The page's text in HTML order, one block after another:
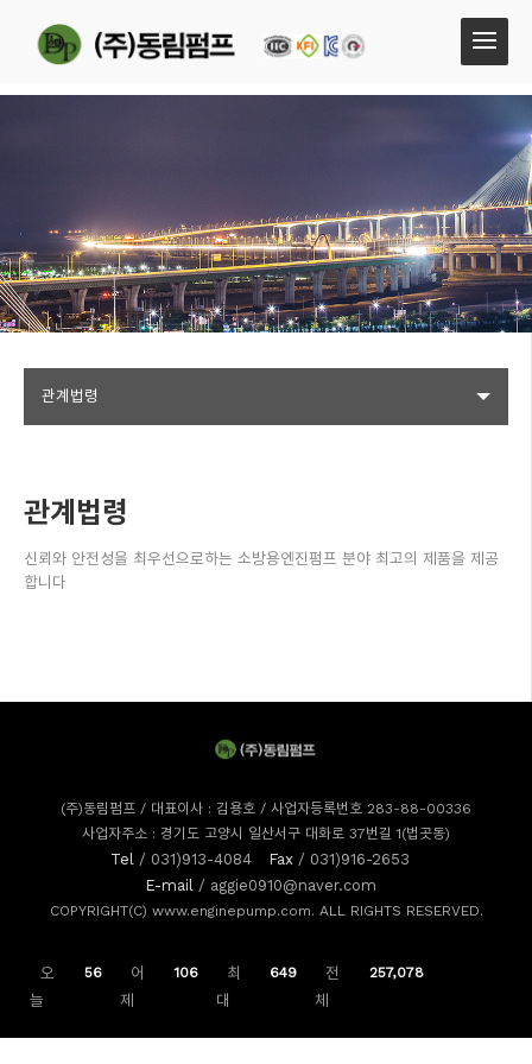
관계법령
관계법령
신뢰와 안전성을 최우선으로하는 소방용엔진펌프 분야 최고의 제품을 제공
합니다
(주)동림펌프 / 대표이사 : 김용호 / 사업자등록번호 283-88-00336
사업자주소 : 경기도 고양시 일산서구 대화로 37번길 1(법곳동)
Tel / 031)913-4084 Fax / 031)916-2653
E-mail/ aggie0910@naver.com
COPYRIGHT(C) www.enginepump.com. ALL RIGHTS RESERVED.
오
늘
56
어
제
106
최
대
649
전
체
257,078